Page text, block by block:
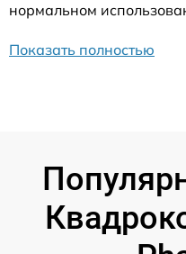
нормальном
Показать полностью